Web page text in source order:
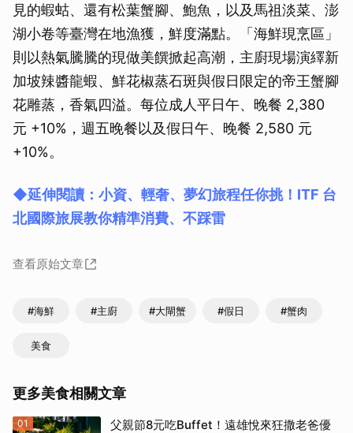
見的蝦蛄、還有松葉蟹腳、鮑魚，以及馬祖淡菜、澎
湖小卷等臺灣在地漁獲，鮮度滿點。「海鮮現烹區」
則以熱氣騰騰的現做美饌掀起高潮，主廚現場演繹新
加坡辣醬龍蝦、鮮花椒蒸石斑與假日限定的帝王蟹腳
花雕蒸，香氣四溢。每位成人平日午、晚餐 2,380
元 +10%，週五晚餐以及假日午、晚餐 2,580 元
+10%。
◆延伸閱讀：小資、輕奢、夢幻旅程任你挑！ITF 台
北國際旅展教你精準消費、不踩雷
查看原始文章
#海鮮 #主廚 #大閘蟹 #假日 #蟹肉
美食
更多美食相關文章
01
父親節8元吃Buffet！遠雄悅來狂撒老爸優